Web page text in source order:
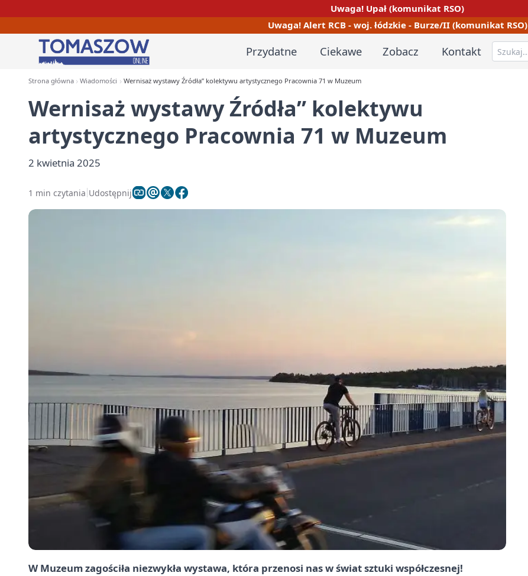
Uwaga! Upał (komunikat RSO)
Uwaga! Alert RCB - woj. łódzkie - Burze/II (komunikat RSO)
Przydatne Ciekawe Zobacz Kontakt
Strona główna Wiadomości Wernisaż wystawy Źródła” kolektywu artystycznego Pracownia 71 w Muzeum
Wernisaż wystawy Źródła” kolektywu
artystycznego Pracownia 71 w Muzeum
2 kwietnia 2025
1 min czytania Udostępnij
W Muzeum zagościła niezwykła wystawa, która przenosi nas w świat sztuki współczesnej!